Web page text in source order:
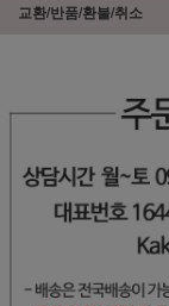
교환/반품/환불/취소